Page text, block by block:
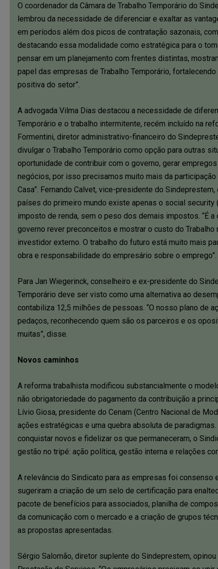
O coordenador da Câmara de Trabalho Temporário do
lembrou da necessidade de diferenciar e exaltar as
em períodos além dos picos de contratação sazonais,
destacando essa modalidade como estratégica para o
pensar em um planejamento com frentes distintas,
papel das empresas de Trabalho Temporário,
positiva do setor”.
A advogada Vilma Dias destacou a necessidade de
Temporário e o trabalho intermitente, recém incluído na
Formentini, diretor administrativo-financeiro do
divulgar o Trabalho Temporário como opção para outras
oportunidade de contribuir com o governo, gerar
negócios, por isso precisamos muito mais da
Casa”. Fernando Calvet, vice-presidente do
países do primeiro mundo existe apenas o social security
imposto de renda, sem o peso dos demais impostos. “É
governo rever preconceitos e mostrar o custo do Trabalho
investidor externo. O trabalho do futuro está muito mais
obra e responsabilidade do empresário sobre o emprego”.
Para Jan Wiegerinck, conselheiro e ex-presidente do
Temporário deve ser visto como uma alternativa ao
contabiliza 12,5 milhões de pessoas. “O nosso plano de
pedaços, reconhecendo quem são os parceiros e os
muitas”, disse.
Novos caminhos
A reforma trabalhista modificou substancialmente o
não obrigatoriedade do pagamento da contribuição a
Lívio Giosa, presidente do Cenam (Centro Nacional de
ações estratégicas e uma quebra absoluta de
conquistar novos e fidelizar os que permaneceram, o
gestão no tripé: ação política, gestão interna e relações
A relevância do Sindicato para as empresas foi consenso
sugeriram a criação de um selo de certificação para
pacote de benefícios para associados, planilha de
da comunicação com o mercado e a criação de grupos
as propostas apresentadas.
Sérgio Salomão, diretor suplente do Sindeprestem,